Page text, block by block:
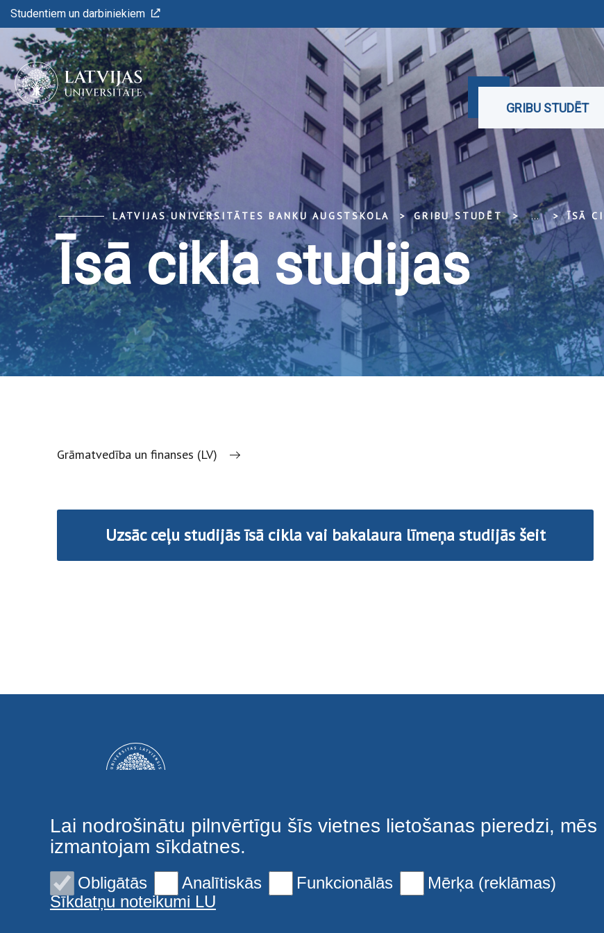
Studentiem un darbiniekiem
GRIBU STUDĒT
LATVIJAS UNIVERSITĀTES BANKU AUGSTSKOLA GRIBU STUDĒT ...
Īsā cikla studijas
Grāmatvedība un finanses (LV)
Uzsāc ceļu studijās īsā cikla vai bakalaura līmeņa studijās šeit
© 2026 Latvijas Universitāte. Visas tiesības aizsargātas
Lai nodrošinātu pilnvērtīgu šīs vietnes lietošanas pieredzi, mēs
izmantojam sīkdatnes.
Obligātās Analītiskās Funkcionālās
Mērķa (reklāmas)
Sīkdatņu noteikumi LU